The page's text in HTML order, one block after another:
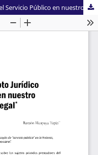
Notas sobre el Concepto Jurídico del Servicio Público en nuestro Ordenamiento Legal